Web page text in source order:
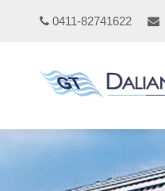
 0411-82741622 